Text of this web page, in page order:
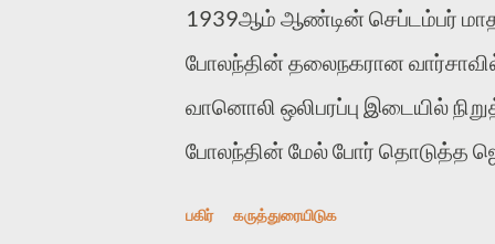
போராட்டத்தை ஆதரித்து
முன்னெடுத்தவன் என்ற
என்பதைத் தங்களுக்கு தெளி...
1939ஆம் ஆண்டின் செப்டம்பர்
போலந்தின் தலைநகரான வார்சாவில்
வானொலி ஒலிபரப்பு இடையில்
போலந்தின் மேல் போர் தொடுத்த
பகிர் கருத்துரையிடுக